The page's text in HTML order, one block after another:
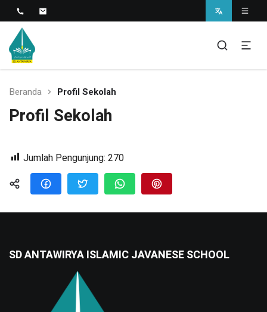
SD Antawirya
Islamic Javanese School
Beranda Profil Sekolah
Profil Sekolah
Jumlah Pengunjung: 270
SD ANTAWIRYA ISLAMIC JAVANESE SCHOOL